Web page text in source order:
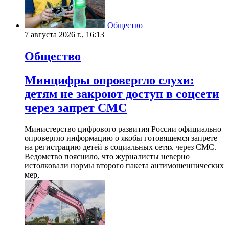
Общество
7 августа 2026 г., 16:13
Общество
Минцифры опровергло слухи:
детям не закроют доступ в соцсети
через запрет СМС
Министерство цифрового развития России официально
опровергло информацию о якобы готовящемся запрете
на регистрацию детей в социальных сетях через СМС.
Ведомство пояснило, что журналисты неверно
истолковали нормы второго пакета антимошеннических
мер,